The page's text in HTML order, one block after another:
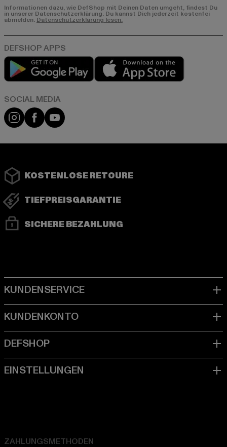
Informationen dazu, wie DefShop mit Deinen Daten umgeht, findest Du
in unserer Datenschutzerklärung. Du kannst Dich jederzeit kostenfei
abmelden. Datenschutzerklärung lesen.
Play market
Instagram
FacebookYouTube
KOSTENLOSE RETOURE
TIEFPREISGARANTIE
SICHERE BEZAHLUNG
ZAHLUNGSMETHODEN